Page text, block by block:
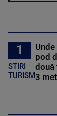
1
STIRI
TURISM
pod
două
3